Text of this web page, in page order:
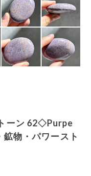
ーン 62◇Purpe
物・パワースト